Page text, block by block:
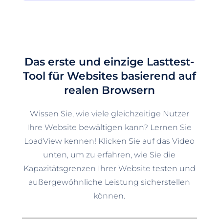
Das erste und einzige Lasttest-
Tool für Websites basierend auf
realen Browsern
Wissen Sie, wie viele gleichzeitige Nutzer
Ihre Website bewältigen kann? Lernen Sie
LoadView kennen! Klicken Sie auf das Video
unten, um zu erfahren, wie Sie die
Kapazitätsgrenzen Ihrer Website testen und
außergewöhnliche Leistung sicherstellen
können.